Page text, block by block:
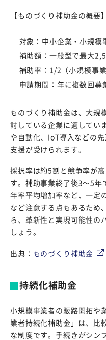
【ものづくり補助金の概要】
対象：中小企業・小規模
補助額：一般型で最大
補助率：1/2（小規模事
申請期間：年に複数回募
ものづくり補助金は、大規
討している企業に適してい
や自動化、IoT導入などの
支援が受けられます。
採択率は約5割と競争率が
す。補助事業終了後3～5年
年率平均増加率など、一定
など注意する点もあるため
ら、革新性と実現可能性の
しょう。
出典： ものづくり補助金
持続化補助金
小規模事業者の販路開拓や
業者持続化補助金」は、比
な制度です。手続きがシン